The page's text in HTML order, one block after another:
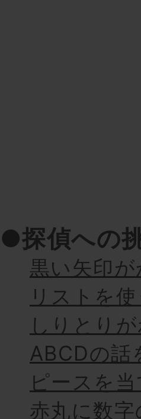
●探偵への
黒い矢印
リストを
しりとり
ABCDの話
ピースを
赤丸に数